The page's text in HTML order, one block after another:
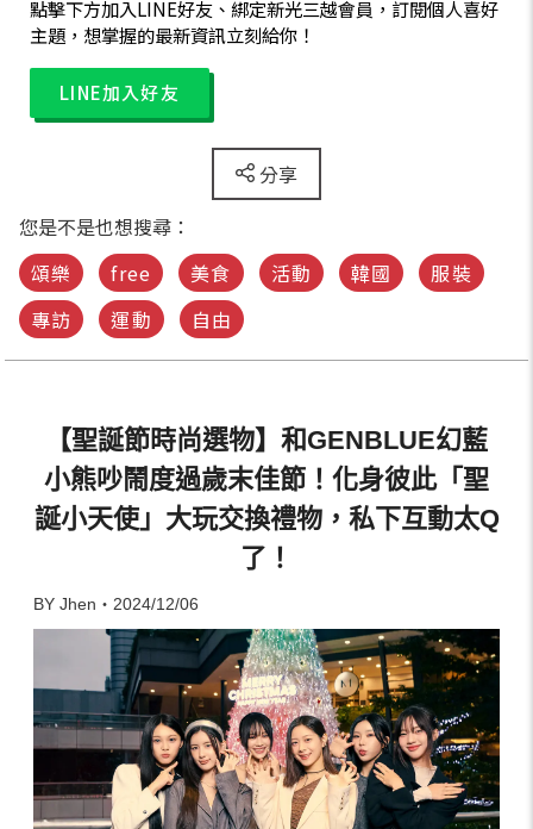
點擊下方加入LINE好友、綁定新光三越會員，訂閱個人喜好
主題，想掌握的最新資訊立刻給你！
LINE加入好友
分享
您是不是也想搜尋：
頌樂
free 美食 活動 韓國
服裝
專訪
運動 自由
【聖誕節時尚選物】和GENBLUE幻藍
小熊吵鬧度過歲末佳節！化身彼此「聖
誕小天使」大玩交換禮物，私下互動太Q
了！
BY Jhen・2024/12/06